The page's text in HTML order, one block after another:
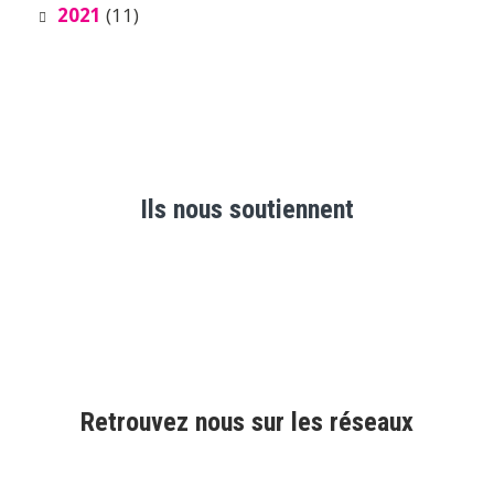
2021 (11)
Ils nous soutiennent
Retrouvez nous sur les réseaux